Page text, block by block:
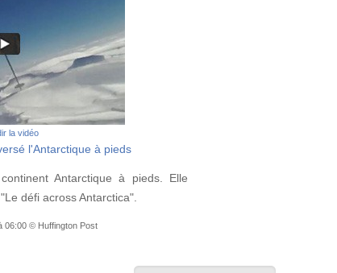
la vidéo
l'Antarctique à pieds
Antarctique à pieds. Elle
défi across Antarctica".
06:00 © Huffington Post